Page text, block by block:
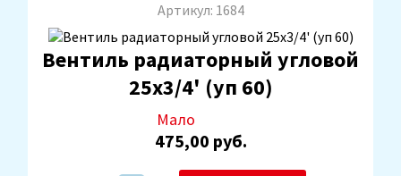
Артикул: 1684
Вентиль радиаторный угловой
25х3/4' (уп 60)
Мало
475,00 руб.